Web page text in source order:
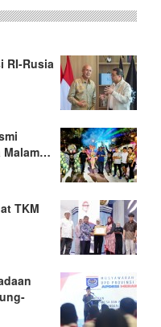
RI-Rusia
Malam…
TKM